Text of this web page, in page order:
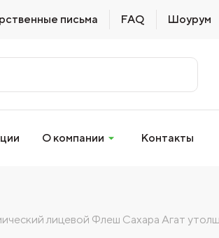
письма FAQ Шоурум
О компании Контакты
лицевой Флеш Сахара Агат